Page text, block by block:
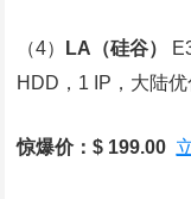
（4） LA （硅谷）
HDD，1 IP，大陆优
惊爆价：$ 199.00